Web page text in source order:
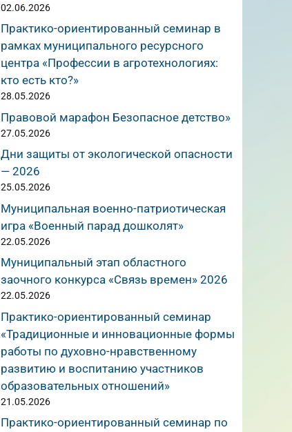
02.06.2026
Практико-ориентированный семинар в
рамках муниципального ресурсного
центра «Профессии в агротехнологиях:
кто есть кто?»
28.05.2026
Правовой марафон Безопасное детство»
27.05.2026
Дни защиты от экологической опасности
— 2026
25.05.2026
Муниципальная военно-патриотическая
игра «Военный парад дошколят»
22.05.2026
Муниципальный этап областного
заочного конкурса «Связь времен» 2026
22.05.2026
Практико-ориентированный семинар
«Традиционные и инновационные формы
работы по духовно-нравственному
развитию и воспитанию участников
образовательных отношений»
21.05.2026
Практико-ориентированный семинар по